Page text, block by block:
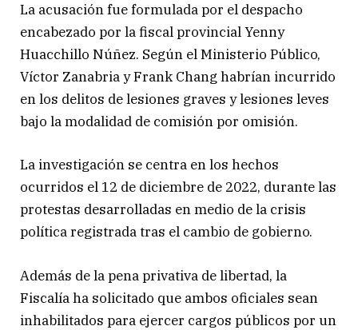
La acusación fue formulada por el despacho
encabezado por la fiscal provincial Yenny
Huacchillo Núñez. Según el Ministerio Público,
Víctor Zanabria y Frank Chang habrían incurrido
en los delitos de lesiones graves y lesiones leves
bajo la modalidad de comisión por omisión.
La investigación se centra en los hechos
ocurridos el 12 de diciembre de 2022, durante las
protestas desarrolladas en medio de la crisis
política registrada tras el cambio de gobierno.
Además de la pena privativa de libertad, la
Fiscalía ha solicitado que ambos oficiales sean
inhabilitados para ejercer cargos públicos por un